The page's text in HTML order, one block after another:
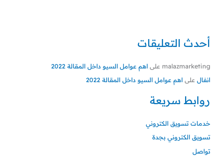
أحدث التعليقات
malazmarketing على اهم عوامل السيو داخل المقالة 2022
انفال على اهم عوامل السيو داخل المقالة 2022
روابط سريعة
خدمات تسويق الكتروني
تسويق الكتروني بجدة
تواصل